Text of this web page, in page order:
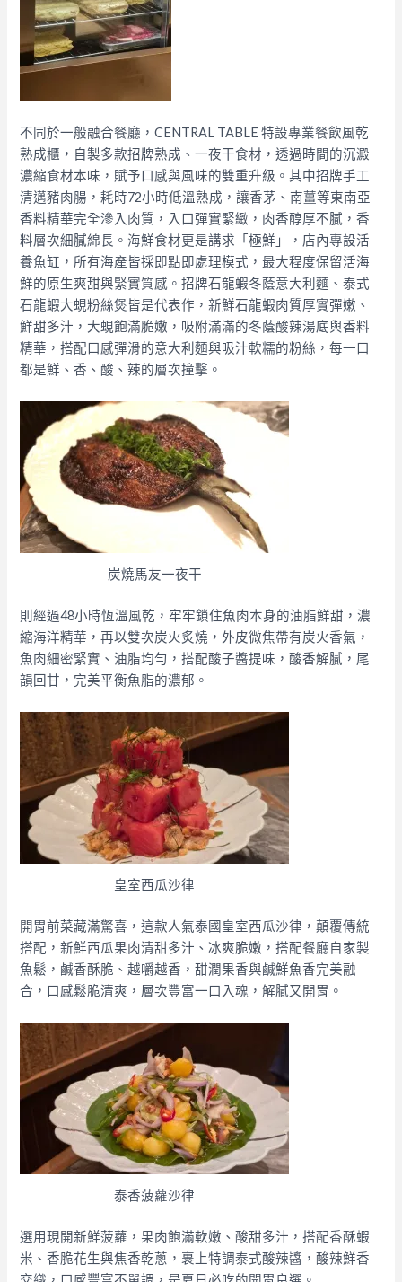
不同於一般融合餐廳，CENTRAL TABLE 特設專業餐飲風乾
熟成櫃，自製多款招牌熟成、一夜干食材，透過時間的沉澱
濃縮食材本味，賦予口感與風味的雙重升級。其中招牌手工
清邁豬肉腸，耗時72小時低溫熟成，讓香茅、南薑等東南亞
香料精華完全滲入肉質，入口彈實緊緻，肉香醇厚不膩，香
料層次細膩綿長。海鮮食材更是講求「極鮮」，店內專設活
養魚缸，所有海產皆採即點即處理模式，最大程度保留活海
鮮的原生爽甜與緊實質感。招牌石龍蝦冬蔭意大利麵、泰式
石龍蝦大蜆粉絲煲皆是代表作，新鮮石龍蝦肉質厚實彈嫩、
鮮甜多汁，大蜆飽滿脆嫩，吸附滿滿的冬蔭酸辣湯底與香料
精華，搭配口感彈滑的意大利麵與吸汁軟糯的粉絲，每一口
都是鮮、香、酸、辣的層次撞擊。
炭燒馬友一夜干
則經過48小時恆溫風乾，牢牢鎖住魚肉本身的油脂鮮甜，濃
縮海洋精華，再以雙次炭火炙燒，外皮微焦帶有炭火香氣，
魚肉細密緊實、油脂均勻，搭配酸子醬提味，酸香解膩，尾
韻回甘，完美平衡魚脂的濃郁。
皇室西瓜沙律
開胃前菜藏滿驚喜，這款人氣泰國皇室西瓜沙律，顛覆傳統
搭配，新鮮西瓜果肉清甜多汁、冰爽脆嫩，搭配餐廳自家製
魚鬆，鹹香酥脆、越嚼越香，甜潤果香與鹹鮮魚香完美融
合，口感鬆脆清爽，層次豐富一口入魂，解膩又開胃。
泰香菠蘿沙律
選用現開新鮮菠蘿，果肉飽滿軟嫩、酸甜多汁，搭配香酥蝦
米、香脆花生與焦香乾蔥，裹上特調泰式酸辣醬，酸辣鮮香